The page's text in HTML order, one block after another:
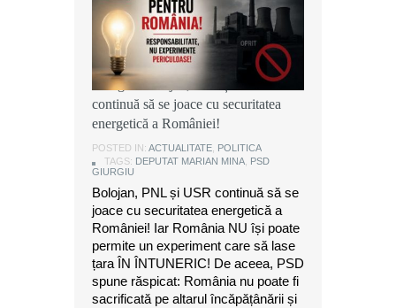
Marian Mina, deputat PSD de
Giurgiu: Bolojan, PNL și USR
continuă să se joace cu securitatea
energetică a României!
POSTED IN: ACTUALITATE, POLITICA
TAGS: DEPUTAT MARIAN MINA, PSD
GIURGIU
Bolojan, PNL și USR continuă să se
joace cu securitatea energetică a
României! Iar România NU își poate
permite un experiment care să lase
țara ÎN ÎNTUNERIC! De aceea, PSD
spune răspicat: România nu poate fi
sacrificată pe altarul încăpățânării și